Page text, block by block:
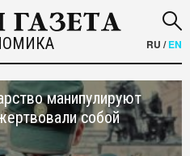
RU /EN
манипулируют
собой